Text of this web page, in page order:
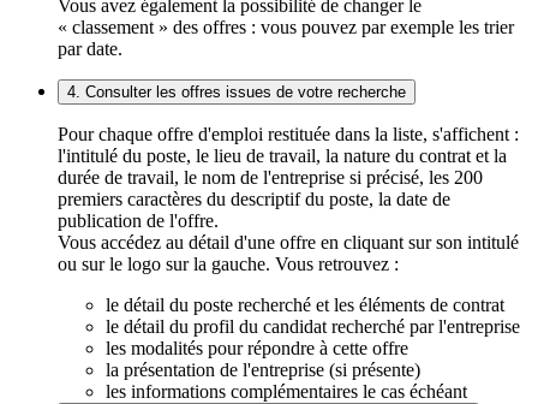
Vous avez également la possibilité de changer le
« classement » des offres : vous pouvez par exemple les trier
par date.
4. Consulter les offres issues de votre recherche
Pour chaque offre d'emploi restituée dans la liste, s'affichent :
l'intitulé du poste, le lieu de travail, la nature du contrat et la
durée de travail, le nom de l'entreprise si précisé, les 200
premiers caractères du descriptif du poste, la date de
publication de l'offre.
Vous accédez au détail d'une offre en cliquant sur son intitulé
ou sur le logo sur la gauche. Vous retrouvez :
le détail du poste recherché et les éléments de contrat
le détail du profil du candidat recherché par l'entreprise
les modalités pour répondre à cette offre
la présentation de l'entreprise (si présente)
les informations complémentaires le cas échéant